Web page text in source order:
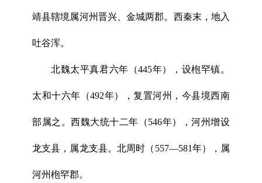
靖县辖境属河州晋兴、金城两郡。西秦末，地入
吐谷浑。
北魏太平真君六年（445年），设枹罕镇。
太和十六年（492年），复置河州，今县境西南
部属之。西魏大统十二年（546年），河州增设
龙支县，属龙支县。北周时（557—581年），属
河州枹罕郡。